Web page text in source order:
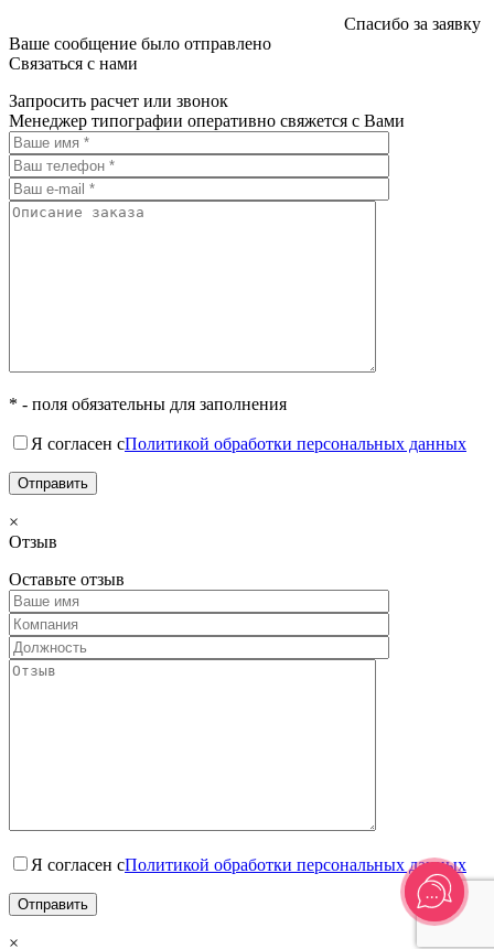
Спасибо за заявку
Ваше сообщение было отправлено
Связаться с нами
Запросить расчет или звонок
Менеджер типографии оперативно свяжется с Вами
* - поля обязательны для заполнения
Я согласен сПолитикой обработки персональных данных
×
Отзыв
Оставьте отзыв
Я согласен сПолитикой обработки персональных данных
×